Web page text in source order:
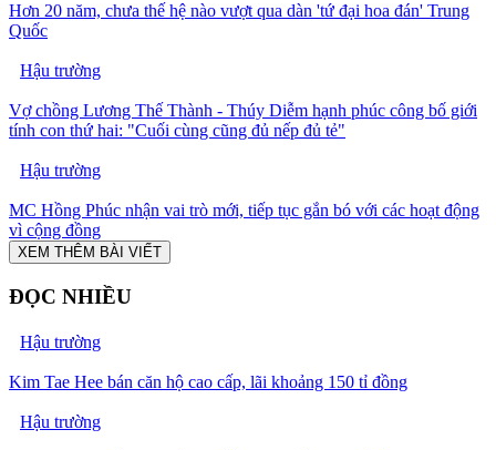
Hơn 20 năm, chưa thế hệ nào vượt qua dàn 'tứ đại hoa đán' Trung
Quốc
Hậu trường
Vợ chồng Lương Thế Thành - Thúy Diễm hạnh phúc công bố giới
tính con thứ hai: "Cuối cùng cũng đủ nếp đủ tẻ"
Hậu trường
MC Hồng Phúc nhận vai trò mới, tiếp tục gắn bó với các hoạt động
vì cộng đồng
XEM THÊM BÀI VIẾT
ĐỌC NHIỀU
Hậu trường
Kim Tae Hee bán căn hộ cao cấp, lãi khoảng 150 tỉ đồng
Hậu trường